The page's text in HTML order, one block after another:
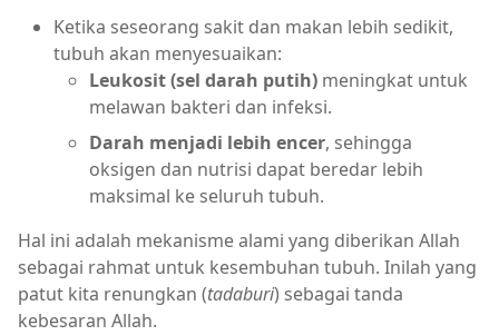
Ketika seseorang sakit dan makan lebih sedikit,
tubuh akan menyesuaikan:
Leukosit (sel darah putih) meningkat untuk
melawan bakteri dan infeksi.
Darah menjadi lebih encer, sehingga
oksigen dan nutrisi dapat beredar lebih
maksimal ke seluruh tubuh.
Hal ini adalah mekanisme alami yang diberikan Allah
sebagai rahmat untuk kesembuhan tubuh. Inilah yang
patut kita renungkan (tadaburi) sebagai tanda
kebesaran Allah.